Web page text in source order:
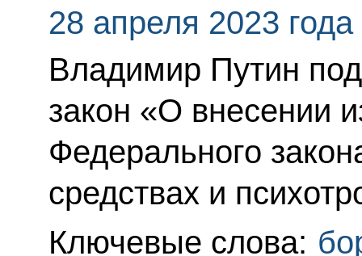
28 апреля 2023 года
Владимир Путин
закон «О внесении
Федерального
средствах и
Ключевые слова: